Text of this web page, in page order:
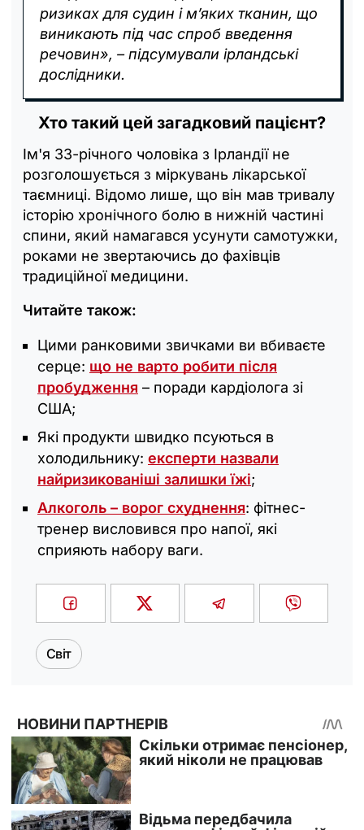
ризиках для судин і м’яких тканин, що
виникають під час спроб введення
речовин», – підсумували ірландські
дослідники.
Хто такий цей загадковий пацієнт?
Ім'я 33-річного чоловіка з Ірландії не
розголошується з міркувань лікарської
таємниці. Відомо лише, що він мав тривалу
історію хронічного болю в нижній частині
спини, який намагався усунути самотужки,
роками не звертаючись до фахівців
традиційної медицини.
Читайте також:
Цими ранковими звичками ви вбиваєте
серце: що не варто робити після
пробудження – поради кардіолога зі
США;
Які продукти швидко псуються в
холодильнику: експерти назвали
найризикованіші залишки їжі;
Алкоголь – ворог схуднення: фітнес-
тренер висловився про напої, які
сприяють набору ваги.
Світ